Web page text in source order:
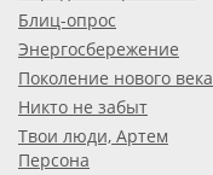
Блиц-опрос
Энергосбережение
Поколение нового века
Никто не забыт
Твои люди, Артем
Персона